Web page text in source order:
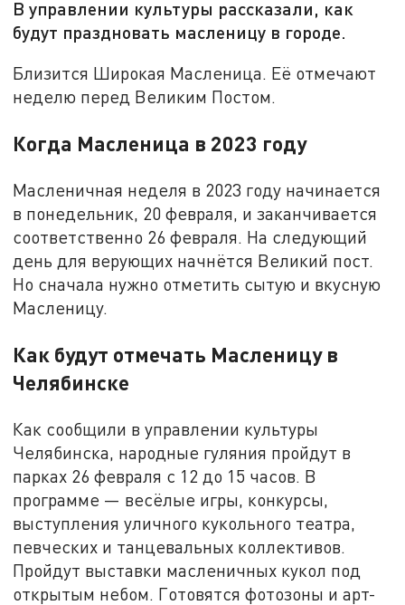
В управлении культуры рассказали, как
будут праздновать масленицу в городе.
Близится Широкая Масленица. Её отмечают
неделю перед Великим Постом.
Когда Масленица в 2023 году
Масленичная неделя в 2023 году начинается
в понедельник, 20 февраля, и заканчивается
соответственно 26 февраля. На следующий
день для верующих начнётся Великий пост.
Но сначала нужно отметить сытую и вкусную
Масленицу.
Как будут отмечать Масленицу в
Челябинске
Как сообщили в управлении культуры
Челябинска, народные гуляния пройдут в
парках 26 февраля с 12 до 15 часов. В
программе — весёлые игры, конкурсы,
выступления уличного кукольного театра,
певческих и танцевальных коллективов.
Пройдут выставки масленичных кукол под
открытым небом. Готовятся фотозоны и арт-